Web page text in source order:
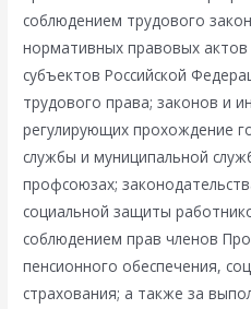
соблюдением трудового
нормативных правовых актов
субъектов Российской
трудового права; законов и
регулирующих прохождение
службы и муниципальной
профсоюзах;
социальной защиты
соблюдением прав членов
пенсионного обеспечения,
страхования; а также за